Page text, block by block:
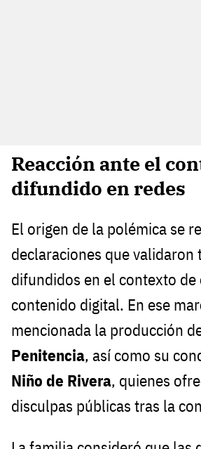
Reacción ante el
difundido en redes
El origen de la polémica se
declaraciones que validaron
difundidos en el contexto de
contenido digital. En ese
mencionada la producción
Penitencia, así como su
Niño de Rivera, quienes
disculpas públicas tras la